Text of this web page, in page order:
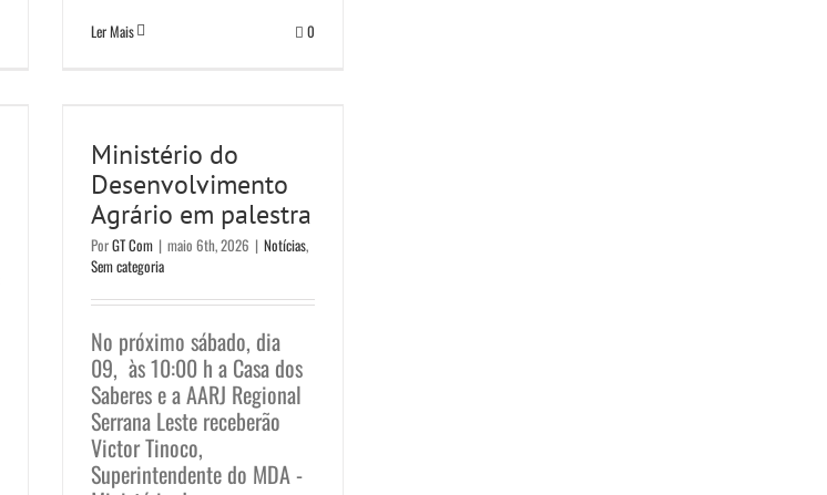
Ler Mais 0
Agrário em palestra
Notícias Sem categoria
Ministério do
Desenvolvimento
Agrário em palestra
PorGT Com | maio 6th, 2026 | Notícias,
Sem categoria
No próximo sábado, dia
09, às 10:00 h a Casa dos
Saberes e a AARJ Regional
Serrana Leste receberão
Victor Tinoco,
Superintendente do MDA -